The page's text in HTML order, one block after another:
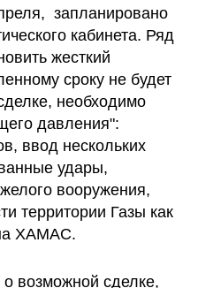
запланировано
кабинета. Ряд
жесткий
сроку не будет
необходимо
давления":
ввод нескольких
удары,
вооружения,
территории Газы как
ХАМАС.
возможной сделке,